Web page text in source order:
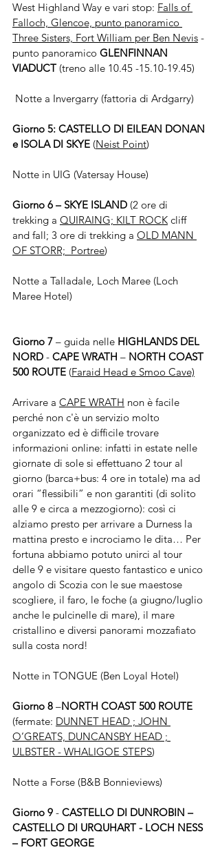
West Highland Way e vari stop: Falls of
Falloch, Glencoe, punto panoramico
Three Sisters, Fort William per Ben Nevis -
punto panoramico GLENFINNAN
VIADUCT (treno alle 10.45 -15.10-19.45)
Notte a Invergarry (fattoria di Ardgarry)
Giorno 5: CASTELLO DI EILEAN DONAN
e ISOLA DI SKYE (Neist Point)
Notte in UIG (Vatersay House)
Giorno 6 – SKYE ISLAND (2 ore di
trekking a QUIRAING; KILT ROCK cliff
and fall; 3 ore di trekking a OLD MANN
OF STORR;  Portree)
Notte a Talladale, Loch Maree (Loch
Maree Hotel)
Giorno 7 – guida nelle HIGHLANDS DEL
NORD - CAPE WRATH – NORTH COAST
500 ROUTE (Faraid Head e Smoo Cave)
Arrivare a CAPE WRATH non è facile
perché non c'è un servizio molto
organizzato ed è difficile trovare
informazioni online: infatti in estate nelle
giornate di sole si effettuano 2 tour al
giorno (barca+bus: 4 ore in totale) ma ad
orari “flessibili” e non garantiti (di solito
alle 9 e circa a mezzogiorno): così ci
alziamo presto per arrivare a Durness la
mattina presto e incrociamo le dita… Per
fortuna abbiamo potuto unirci al tour
delle 9 e visitare questo fantastico e unico
angolo di Scozia con le sue maestose
scogliere, il faro, le foche (a giugno/luglio
anche le pulcinelle di mare), il mare
cristallino e diversi panorami mozzafiato
sulla costa nord!
Notte in TONGUE (Ben Loyal Hotel)
Giorno 8 –NORTH COAST 500 ROUTE
(fermate: DUNNET HEAD ; JOHN
O’GREATS, DUNCANSBY HEAD ;
ULBSTER - WHALIGOE STEPS)
Notte a Forse (B&B Bonnieviews)
Giorno 9 - CASTELLO DI DUNROBIN –
CASTELLO DI URQUHART - LOCH NESS
– FORT GEORGE